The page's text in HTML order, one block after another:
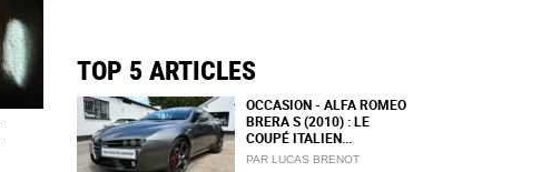
TOP 5 ARTICLES
OCCASION - ALFA ROMEO
BRERA S (2010) : LE
COUPÉ ITALIEN...
PAR LUCAS BRENOT